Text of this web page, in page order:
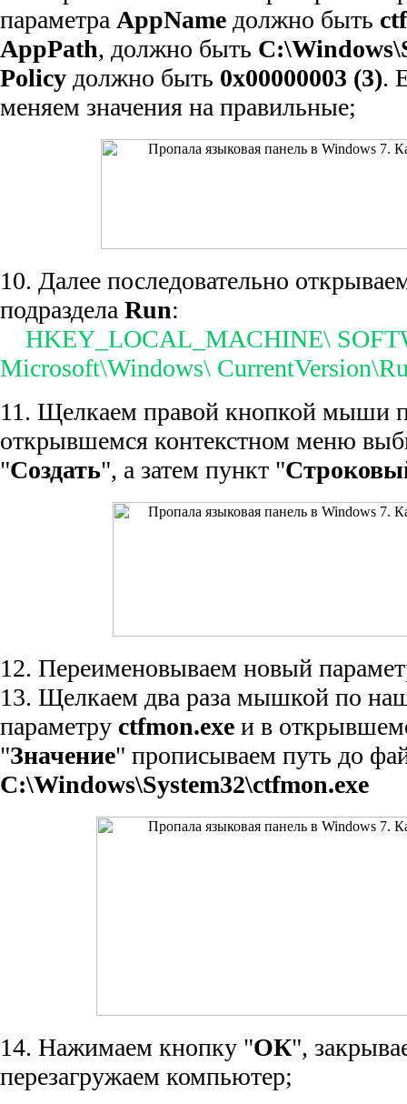
параметра AppName должно быть
AppPath, должно быть
Policy должно быть 0х00000003 (3).
меняем значения на правильные;
10. Далее последовательно
подраздела Run:
HKEY_LOCAL_MACHINE\
Microsoft\Windows\
11. Щелкаем правой кнопкой мыши
открывшемся контекстном меню
"Создать", а затем пункт "
12. Переименовываем новый
13. Щелкаем два раза мышкой по
параметру ctfmon.exe и в
"Значение" прописываем путь до
C:\Windows\System32\ctfmon.exe
14. Нажимаем кнопку "ОК",
перезагружаем компьютер;